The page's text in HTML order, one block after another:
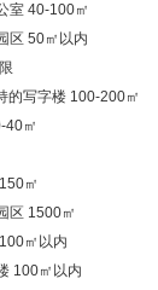
室 40-100㎡
区 50㎡以内
的写字楼 100-200㎡
40㎡
150㎡
区 1500㎡
100㎡以内
100㎡以内